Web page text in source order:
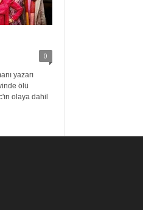
0
yazarı
ölü
olaya dahil